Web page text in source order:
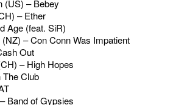
(US) – Bebey
– Ether
Age (feat. SiR)
– Con Conn Was Impatient
Out
– High Hopes
Club
Band of Gypsies